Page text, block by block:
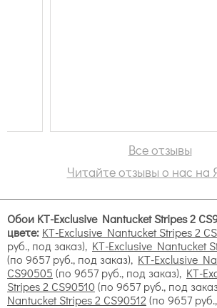
виниловые (также идеальны для
обладающие долговечностью и
бумажные – предназначаются для
неотбеленная бумага,
флизелин (пригодны для любых
флоковые, обязательно плотные, но
трехслойные, напоминают велюр,
спальне, кабинете.
Коллекции бумажных покрытий
Все отзывы
Читайте отзывы о нас на
Обои KT-Exclusive Nantucket Stripes 2
цвете: KT-Exclusive Nantucket Stripes 2
руб., под заказ), KT-Exclusive Nantucket
(по 9657 руб., под заказ), KT-Exclusive
CS90505 (по 9657 руб., под заказ), KT-
Stripes 2 CS90510(по 9657 руб., под
Nantucket Stripes 2 CS90512 (по 9657